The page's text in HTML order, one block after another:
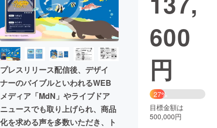
映像・映画 書籍・雑誌
ビジネス・起業 チャレンジ
まちづくり・地域活性化
CAMPFIRE for Social Good
CAMPFIRE Creation
CAMPFIREふるさと納税machi-ya コミュニティ
プレスリリース配信後、デザイ
ナーのバイブルといわれるWEB
メディア「MdN」やライブドア
ニュースでも取り上げられ、商品
化を求める声を多数いただき、ト
600
円
27%
目標金額は
500,000円